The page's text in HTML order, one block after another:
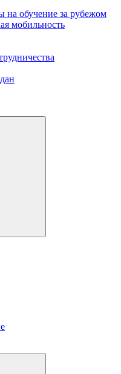
на обучение за рубежом
мобильность